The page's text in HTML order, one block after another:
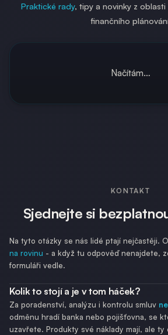
Praktické rady, tipy a novinky z
finančního
Načítám…
KONTAKT
Sjednejte si
Na tyto otázky se nás lidé ptají nejčastěji.
na rovinu - a když tu odpověď nenajdete,
formuláři vedle.
Kolik to stojí a je v tom háček?
Za poradenství, analýzu i kontrolu smluv
odměnu hradí banka nebo pojišťovna, se
uzavřete. Produkty své náklady mají, ale